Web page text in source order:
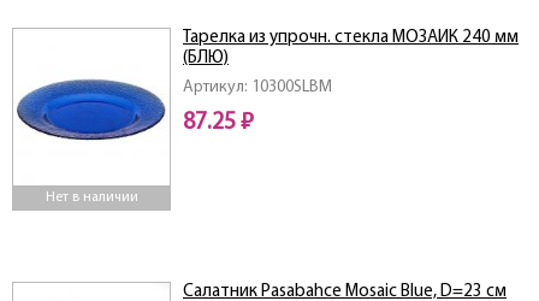
Нет в наличии
Артикул: 10300SLBM
Тарелка из упрочн. стекла МОЗАИК 240 мм
(БЛЮ)
87.25 ₽
Салатник Pasabahce Mosaic Blue, D=23 см